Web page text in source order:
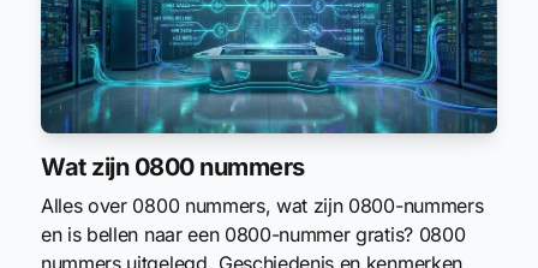
Wat zijn 0800 nummers
Alles over 0800 nummers, wat zijn 0800-nummers
en is bellen naar een 0800-nummer gratis? 0800